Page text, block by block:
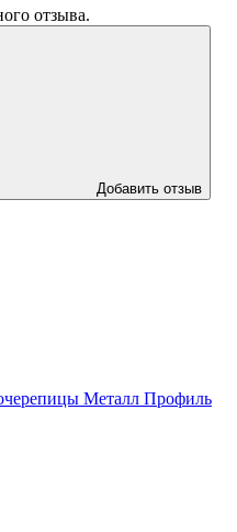
отзыва.
Добавить отзыв
Металл Профиль